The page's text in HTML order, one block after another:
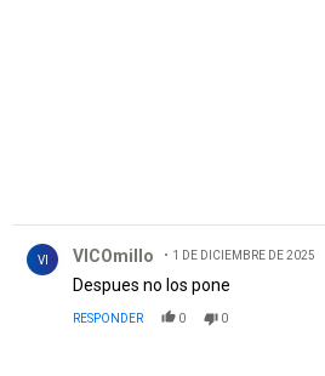
VI VICOmillo 1 DE DICIEMBRE DE 2025
Despues no los pone
RESPONDER 0 0